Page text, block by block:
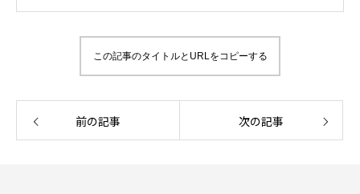
この記事のタイトルとURLをコピーする
前の記事 次の記事